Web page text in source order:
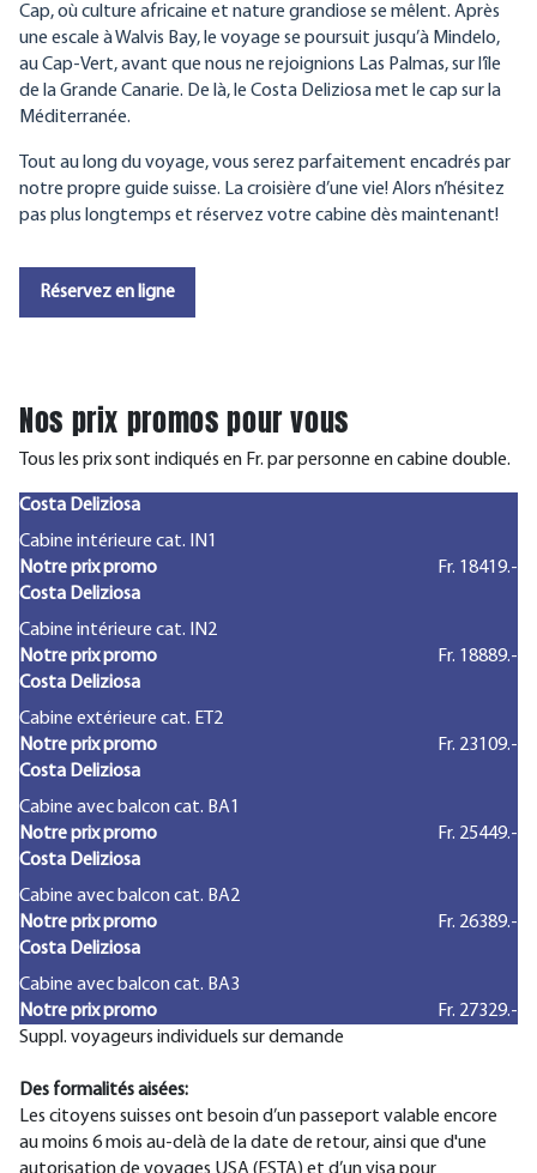
Cap, où culture africaine et nature grandiose se mêlent. Après
une escale à Walvis Bay, le voyage se poursuit jusqu’à Mindelo,
au Cap-Vert, avant que nous ne rejoignions Las Palmas, sur l’île
de la Grande Canarie. De là, le Costa Deliziosa met le cap sur la
Méditerranée.
Tout au long du voyage, vous serez parfaitement encadrés par
notre propre guide suisse. La croisière d’une vie! Alors n’hésitez
pas plus longtemps et réservez votre cabine dès maintenant!
Réservez en ligne
Nos prix promos pour vous
Tous les prix sont indiqués en Fr. par personne en cabine double.
Costa Deliziosa
Cabine intérieure cat. IN1
Notre prix promo
Fr. 18419.-
Costa Deliziosa
Cabine intérieure cat. IN2
Notre prix promo
Fr. 18889.-
Costa Deliziosa
Cabine extérieure cat. ET2
Notre prix promo
Fr. 23109.-
Costa Deliziosa
Cabine avec balcon cat. BA1
Notre prix promo
Fr. 25449.-
Costa Deliziosa
Cabine avec balcon cat. BA2
Notre prix promo
Fr. 26389.-
Costa Deliziosa
Cabine avec balcon cat. BA3
Notre prix promo
Fr. 27329.-
Suppl. voyageurs individuels sur demande
Des formalités aisées:
Les citoyens suisses ont besoin d’un passeport valable encore
au moins 6 mois au-delà de la date de retour, ainsi que d'une
autorisation de voyages USA (ESTA) et d’un visa pour